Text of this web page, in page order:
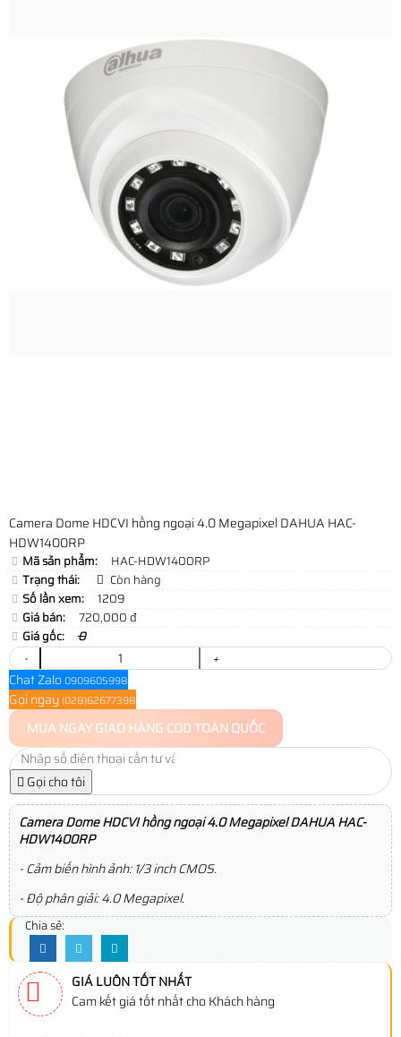
Camera Dome HDCVI hồng ngoại 4.0 Megapixel DAHUA HAC-
HDW1400RP
Mã sản phẩm:
HAC-HDW1400RP
Trạng thái:
Còn hàng
Số lần xem:
1209
Giá bán:
720,000 đ
Giá gốc:
0
-
+
Chat Zalo 0909605998
Gọi ngay (028)62677398
MUA NGAYGIAO HÀNG COD TOÀN QUỐC
Gọi cho tôi
Camera Dome HDCVI hồng ngoại 4.0 Megapixel DAHUA HAC-
HDW1400RP
- Cảm biến hình ảnh: 1/3 inch CMOS.
- Độ phân giải: 4.0 Megapixel.
Chia sẻ:
GIÁ LUÔN TỐT NHẤT
Cam kết giá tốt nhất cho Khách hàng